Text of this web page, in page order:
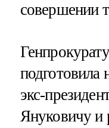
совершении
подготовила
экс-
Януковичу